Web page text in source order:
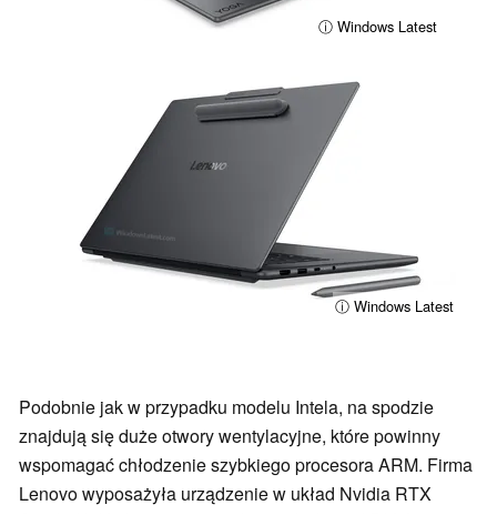
ⓘ Windows Latest
ⓘ Windows Latest
Podobnie jak w przypadku modelu Intela, na spodzie
znajdują się duże otwory wentylacyjne, które powinny
wspomagać chłodzenie szybkiego procesora ARM. Firma
Lenovo wyposażyła urządzenie w układ Nvidia RTX